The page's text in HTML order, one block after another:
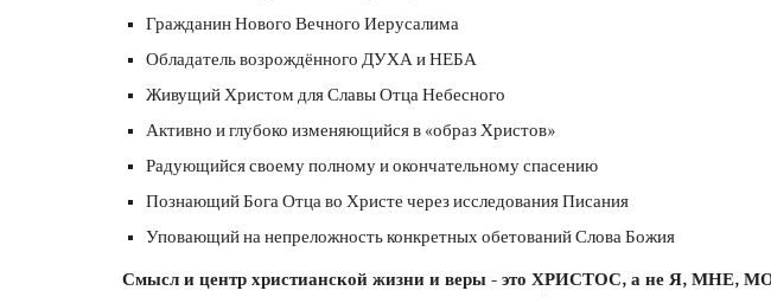
Гражданин Нового Вечного Иерусалима
Обладатель возрождённого ДУХА и НЕБА
Живущий Христом для Славы Отца Небесного
Активно и глубоко изменяющийся в «образ Христов»
Радующийся своему полному и окончательному спасению
Познающий Бога Отца во Христе через исследования Писания
Уповающий на непреложность конкретных обетований Слова Божия
Смысл и центр христианской жизни и веры - это ХРИСТОС, а не Я,